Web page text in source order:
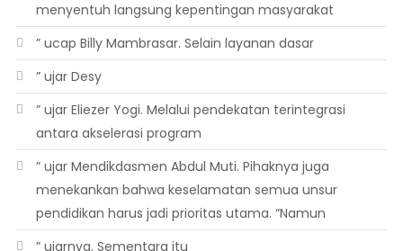
menyentuh langsung kepentingan masyarakat
” ucap Billy Mambrasar. Selain layanan dasar
” ujar Desy
” ujar Eliezer Yogi. Melalui pendekatan terintegrasi
antara akselerasi program
” ujar Mendikdasmen Abdul Muti. Pihaknya juga
menekankan bahwa keselamatan semua unsur
pendidikan harus jadi prioritas utama. “Namun
” ujarnya. Sementara itu